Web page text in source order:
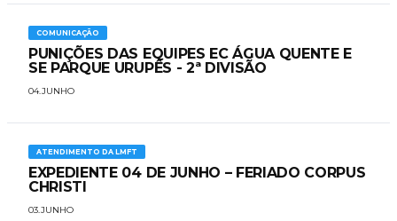
COMUNICAÇÃO
PUNIÇÕES DAS EQUIPES EC ÁGUA QUENTE E
SE PARQUE URUPÊS - 2ª DIVISÃO
04.JUNHO
ATENDIMENTO DA LMFT
EXPEDIENTE 04 DE JUNHO – FERIADO CORPUS
CHRISTI
03.JUNHO